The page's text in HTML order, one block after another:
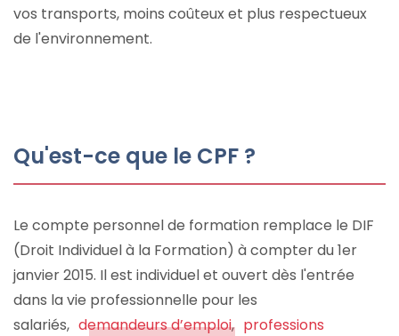
vos transports, moins coûteux et plus respectueux
de l'environnement.
Qu'est-ce que le CPF ?
Le compte personnel de formation remplace le DIF
(Droit Individuel à la Formation) à compter du 1er
janvier 2015. Il est individuel et ouvert dès l'entrée
dans la vie professionnelle pour les
salariés, demandeurs d’emploi, professions